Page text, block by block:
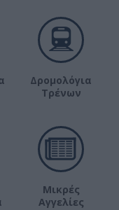
Δρομολόγια
Τρένων
Μικρές
Αγγελίες